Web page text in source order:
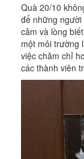
Quà 20/10
để những người
cảm và lòng
một môi trường
việc chăm chỉ
các thành viên